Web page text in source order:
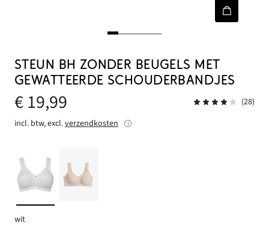
STEUN BH ZONDER BEUGELS MET
GEWATTEERDE SCHOUDERBANDJES
€ 19,99
(28)
incl. btw, excl.verzendkosten
wit